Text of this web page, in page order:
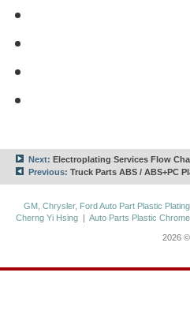
Next: Electroplating Services Flow
Previous: Truck Parts ABS / ABS+PC
GM, Chrysler, Ford Auto Part Plastic
Cherng Yi Hsing |Auto Parts Plastic
2026